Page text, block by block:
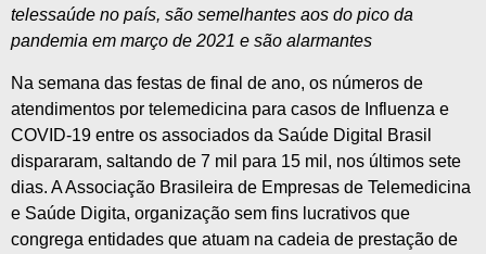
telessaúde no país, são semelhantes aos do pico da
pandemia em março de 2021 e são alarmantes
Na semana das festas de final de ano, os números de
atendimentos por telemedicina para casos de Influenza e
COVID-19 entre os associados da Saúde Digital Brasil
dispararam, saltando de 7 mil para 15 mil, nos últimos sete
dias. A Associação Brasileira de Empresas de Telemedicina
e Saúde Digita, organização sem fins lucrativos que
congrega entidades que atuam na cadeia de prestação de